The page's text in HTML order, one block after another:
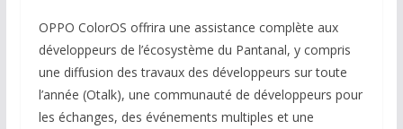
OPPO ColorOS offrira une assistance complète aux
développeurs de l’écosystème du Pantanal, y compris
une diffusion des travaux des développeurs sur toute
l’année (Otalk), une communauté de développeurs pour
les échanges, des événements multiples et une